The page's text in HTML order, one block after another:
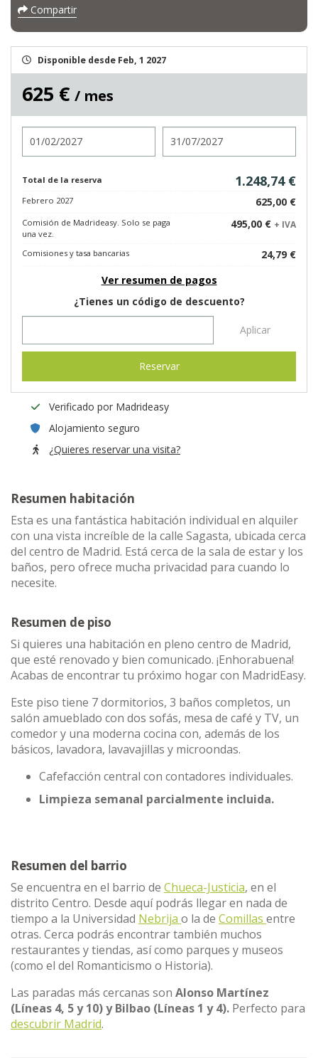
Compartir
Disponible desde Feb, 1 2027
625 € / mes
Total de la reserva 1.248,74 €
Febrero 2027 625,00 €
Comisión de Madrideasy. Solo se paga
una vez.
495,00 € + IVA
Comisiones y tasa bancarias
24,79 €
Ver resumen de pagos
¿Tienes un código de descuento?
Aplicar
Reservar
Verificado por Madrideasy
Alojamiento seguro
¿Quieres reservar una visita?
Resumen habitación
Esta es una fantástica habitación individual en alquiler
con una vista increíble de la calle Sagasta, ubicada cerca
del centro de Madrid. Está cerca de la sala de estar y los
baños, pero ofrece mucha privacidad para cuando lo
necesite.
Resumen de piso
Si quieres una habitación en pleno centro de Madrid,
que esté renovado y bien comunicado. ¡Enhorabuena!
Acabas de encontrar tu próximo hogar con MadridEasy.
Este piso tiene 7 dormitorios, 3 baños completos, un
salón amueblado con dos sofás, mesa de café y TV, un
comedor y una moderna cocina con, además de los
básicos, lavadora, lavavajillas y microondas.
Cafefacción central con contadores individuales.
Limpieza semanal parcialmente incluida.
Resumen del barrio
Se encuentra en el barrio de Chueca-Justicia, en el
distrito Centro. Desde aquí podrás llegar en nada de
tiempo a la Universidad Nebrija o la de Comillas entre
otras. Cerca podrás encontrar también muchos
restaurantes y tiendas, así como parques y museos
(como el del Romanticismo o Historia).
Las paradas más cercanas son Alonso Martínez
(Líneas 4, 5 y 10) y Bilbao (Líneas 1 y 4). Perfecto para
descubrir Madrid.